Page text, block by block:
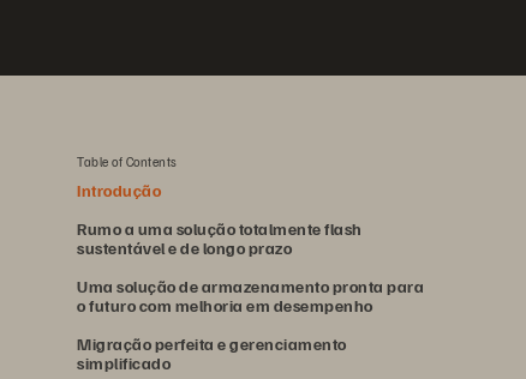
Table of Contents
Introdução
Rumo a uma solução totalmente flash
sustentável e de longo prazo
Uma solução de armazenamento pronta para
o futuro com melhoria em desempenho
Migração perfeita e gerenciamento
simplificado